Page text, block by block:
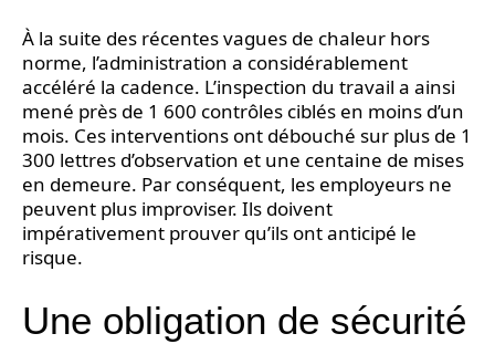
À la suite des récentes vagues de chaleur hors
norme, l’administration a considérablement
accéléré la cadence. L’inspection du travail a ainsi
mené près de 1 600 contrôles ciblés en moins d’un
mois. Ces interventions ont débouché sur plus de 1
300 lettres d’observation et une centaine de mises
en demeure. Par conséquent, les employeurs ne
peuvent plus improviser. Ils doivent
impérativement prouver qu’ils ont anticipé le
risque.
Une obligation de sécurité